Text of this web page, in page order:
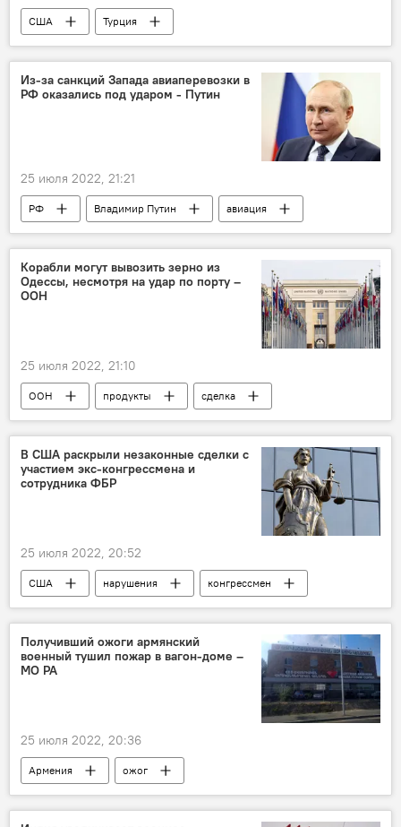
США
Турция
телефонный разговор
Греция
Из-за санкций Запада авиаперевозки в
РФ оказались под ударом - Путин
25 июля 2022, 21:21
РФ Владимир Путин
авиация
отрасль
совещание кабмин
Корабли могут вывозить зерно из
Одессы, несмотря на удар по порту –
ООН
25 июля 2022, 21:10
ООН продукты
сделка
Одесса
удар перевозки
В США раскрыли незаконные сделки с
участием экс-конгрессмена и
сотрудника ФБР
25 июля 2022, 20:52
США нарушения
конгрессмен
ФБР
арест сделка
Получивший ожоги армянский
военный тушил пожар в вагон-доме –
МО РА
25 июля 2022, 20:36
Армения
ожог
Минобороны Армении
пожар
военный